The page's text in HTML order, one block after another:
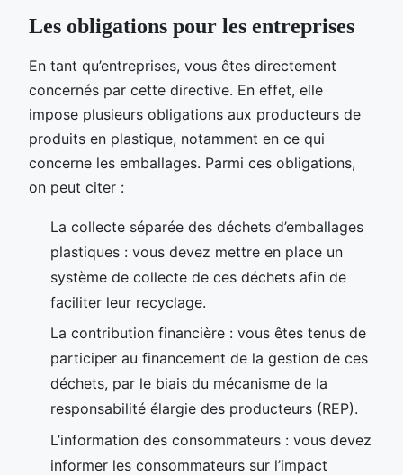
Les obligations pour les entreprises
En tant qu’entreprises, vous êtes directement
concernés par cette directive. En effet, elle
impose plusieurs obligations aux producteurs de
produits en plastique, notamment en ce qui
concerne les emballages. Parmi ces obligations,
on peut citer :
La collecte séparée des déchets d’emballages
plastiques : vous devez mettre en place un
système de collecte de ces déchets afin de
faciliter leur recyclage.
La contribution financière : vous êtes tenus de
participer au financement de la gestion de ces
déchets, par le biais du mécanisme de la
responsabilité élargie des producteurs (REP).
L’information des consommateurs : vous devez
informer les consommateurs sur l’impact